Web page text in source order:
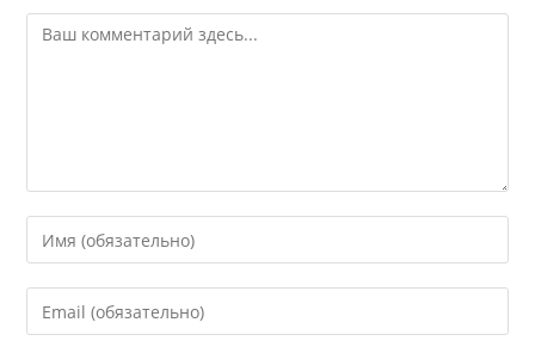
Комментарий
Введите
свое
имя
или
Введите
свой